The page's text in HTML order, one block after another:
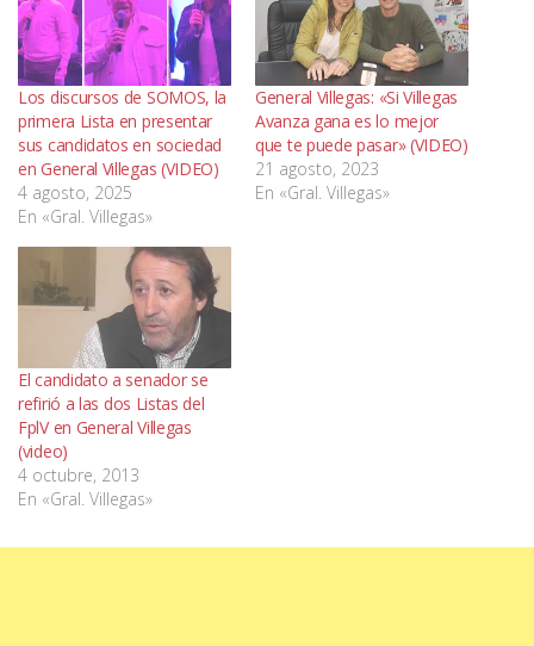
Los discursos de SOMOS, la
primera Lista en presentar
sus candidatos en sociedad
en General Villegas (VIDEO)
4 agosto, 2025
En «Gral. Villegas»
General Villegas: «Si Villegas
Avanza gana es lo mejor
que te puede pasar» (VIDEO)
21 agosto, 2023
En «Gral. Villegas»
El candidato a senador se
refirió a las dos Listas del
FplV en General Villegas
(video)
4 octubre, 2013
En «Gral. Villegas»